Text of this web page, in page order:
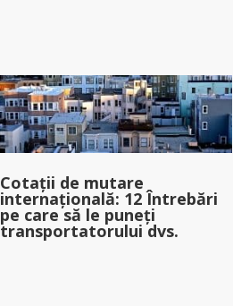
Cotații de mutare
internațională: 12 Întrebări
pe care să le puneți
transportatorului dvs.